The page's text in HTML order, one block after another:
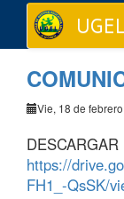
Vie, 18 de
https://
FH1_-QsSK/